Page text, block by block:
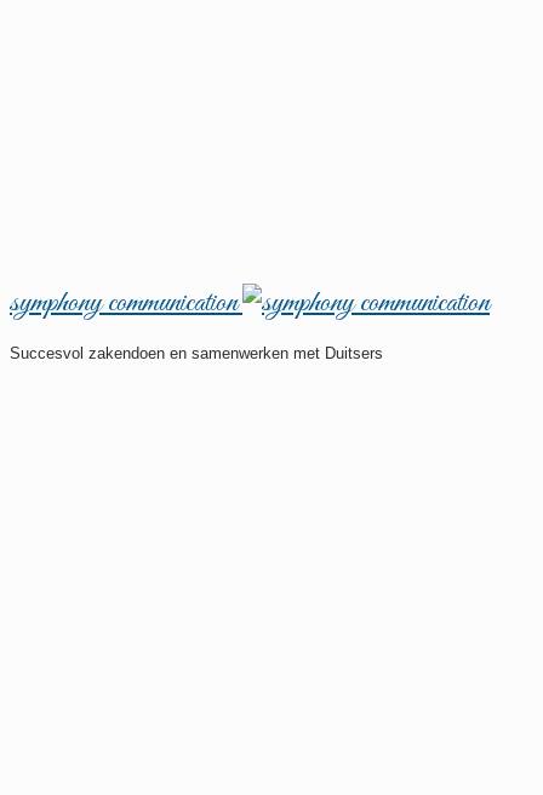
symphony communication
Succesvol zakendoen en samenwerken met Duitsers